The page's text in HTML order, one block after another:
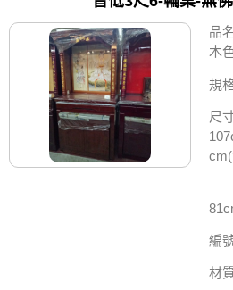
品
木
規
尺
編
材